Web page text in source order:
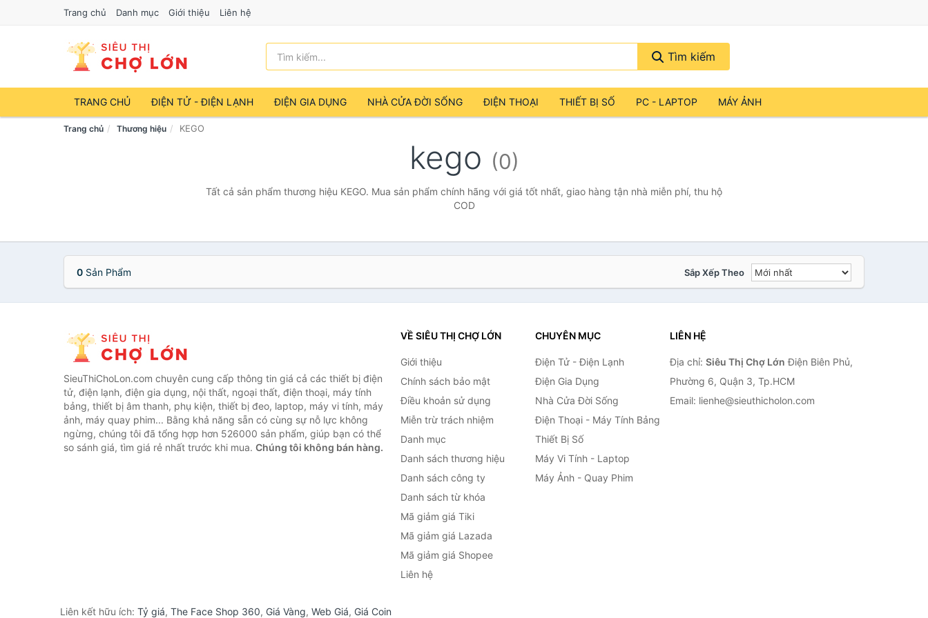
Trang chủ Danh mục Giới thiệu Liên hệ
Tìm kiếm
TRANG CHỦ ĐIỆN TỬ - ĐIỆN LẠNH ĐIỆN GIA DỤNG NHÀ CỬA ĐỜI SỐNG ĐIỆN THOẠI THIẾT BỊ SỐ PC - LAPTOP MÁY ẢNH
Trang chủ Thương hiệu KEGO
kego (0)
Tất cả sản phẩm thương hiệu KEGO. Mua sản phẩm chính hãng với giá tốt nhất, giao hàng tận nhà miễn phí, thu hộ
COD
0 Sản Phẩm Sắp Xếp Theo
SieuThiChoLon.com chuyên cung cấp thông tin giá cả các thiết bị điện
tử, điện lạnh, điện gia dụng, nội thất, ngoại thất, điện thoại, máy tính
bảng, thiết bị âm thanh, phụ kiện, thiết bị đeo, laptop, máy vi tính, máy
ảnh, máy quay phim... Bằng khả năng sẵn có cùng sự nỗ lực không
ngừng, chúng tôi đã tổng hợp hơn 526000 sản phẩm, giúp bạn có thể
so sánh giá, tìm giá rẻ nhất trước khi mua. Chúng tôi không bán hàng.
VỀ SIÊU THỊ CHỢ LỚN
Giới thiệu
Chính sách bảo mật
Điều khoản sử dụng
Miễn trừ trách nhiệm
Danh mục
Danh sách thương hiệu
Danh sách công ty
Danh sách từ khóa
Mã giảm giá Tiki
Mã giảm giá Lazada
Mã giảm giá Shopee
Liên hệ
CHUYÊN MỤC
Điện Tử - Điện Lạnh
Điện Gia Dụng
Nhà Cửa Đời Sống
Điện Thoại - Máy Tính Bảng
Thiết Bị Số
Máy Vi Tính - Laptop
Máy Ảnh - Quay Phim
LIÊN HỆ
Địa chỉ: Siêu Thị Chợ Lớn Điện Biên Phủ,
Phường 6, Quận 3, Tp.HCM
Email: lienhe@sieuthicholon.com
Liên kết hữu ích: Tỷ giá, The Face Shop 360, Giá Vàng, Web Giá, Giá Coin